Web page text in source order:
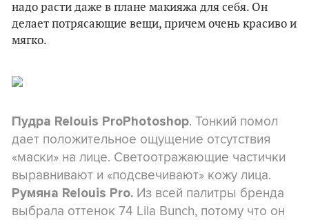
надо расти даже в плане макияжа для себя. Он
делает потрясающие вещи, причем очень красиво и
мягко.
Пудра Relouis ProPhotoshop. Тонкий помол
дает положительное ощущение отсутствия
«маски» на лице. Светоотражающие частички
выравнивают и «подсвечивают» кожу лица.
Румяна Relouis Pro. Из всей палитры бренда
выбрала оттенок 74 Lila Bunch, потому что он